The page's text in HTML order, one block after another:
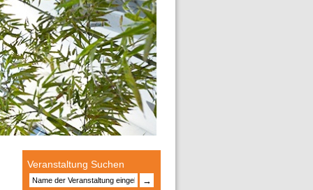
Veranstaltung Suchen
→